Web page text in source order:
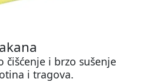
čišćenje i brzo sušenje
i tragova.